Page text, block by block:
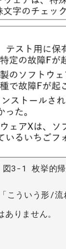
図3-1 枚挙的
こういう形/
りません。